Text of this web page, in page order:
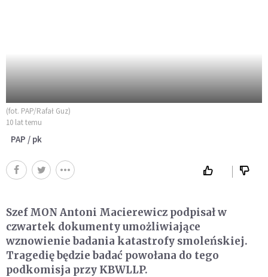
(fot. PAP/Rafał Guz)
10 lat temu
PAP / pk
Szef MON Antoni Macierewicz podpisał w
czwartek dokumenty umożliwiające
wznowienie badania katastrofy smoleńskiej.
Tragedię będzie badać powołana do tego
podkomisja przy KBWLLP.